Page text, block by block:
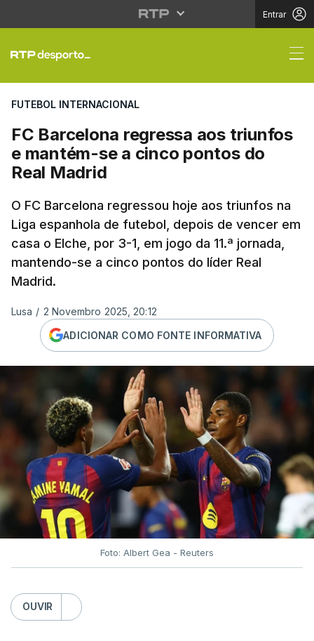
Entrar
FC Barcelona
FUTEBOL INTERNACIONAL
FC Barcelona regressa aos triunfos
e mantém-se a cinco pontos do
Real Madrid
O FC Barcelona regressou hoje aos triunfos na
Liga espanhola de futebol, depois de vencer em
casa o Elche, por 3-1, em jogo da 11.ª jornada,
mantendo-se a cinco pontos do líder Real
Madrid.
Lusa / 2 Novembro 2025, 20:12
ADICIONAR COMO FONTE INFORMATIVA
Foto: Albert Gea - Reuters
OUVIR